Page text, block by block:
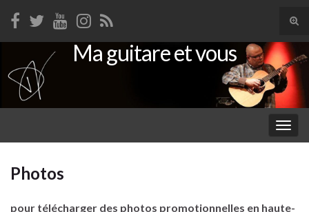
Search for:
Ma guitare et vous
Photos
pour télécharger des photos promotionnelles en haute-